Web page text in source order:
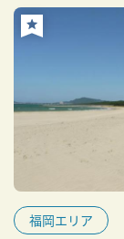
福岡エリア